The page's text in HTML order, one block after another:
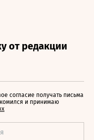
согласие получать письма
и принимаю